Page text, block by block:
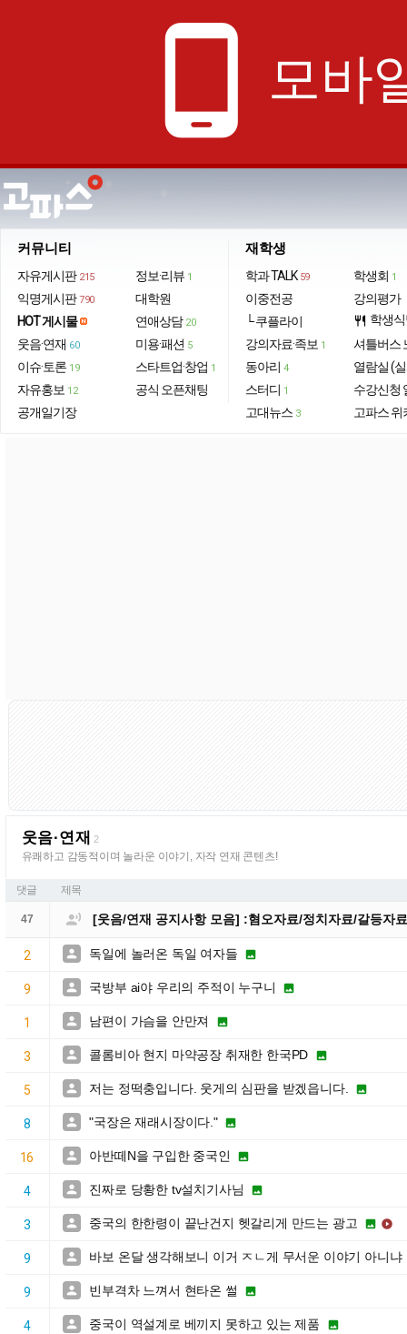
phone_android 모바
커뮤니티
자유게시판 215
익명게시판 790
HOT 게시물
웃음·연재 60
이슈·토론 19
자유홍보 12
공개일기장
정보·리뷰 1
대학원
연애상담 20
미용·패션 5
스타트업·창업 1
공식 오픈채팅
재학생
학과 TALK 59
이중전공
└ 쿠플라이
강의자료·족보 1
동아리 4
스터디 1
고대뉴스 3
학생회 1
강의평가
restaurant 학생
셔틀버스
열람실 (
수강신청
고파스 위
웃음·연재 2
유쾌하고 감동적이며 놀라운 이야기, 자작 연재 콘텐츠!
댓글 제목
47  [웃음/연재 공지사항 모음] :혐오자료/정치자료/갈등자
2  독일에 놀러온 독일 여자들 
9  국방부 ai야 우리의 주적이 누구니 
1  남편이 가슴을 안만져 
3  콜롬비아 현지 마약공장 취재한 한국PD 
5  저는 정떡충입니다. 웃게의 심판을 받겠읍니다. 
8  "국장은 재래시장이다." 
16  아반떼N을 구입한 중국인 
4  진짜로 당황한 tv설치기사님 
3  중국의 한한령이 끝난건지 헷갈리게 만드는 광고  
9  바보 온달 생각해보니 이거 ㅈㄴ게 무서운 이야기 아니냐
9  빈부격차 느껴서 현타온 썰 
4  중국이 역설계로 베끼지 못하고 있는 제품 